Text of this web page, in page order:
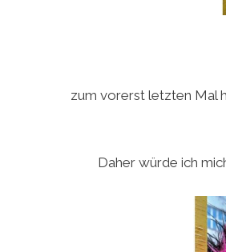
zum vorerst letzten Mal
Daher würde ich